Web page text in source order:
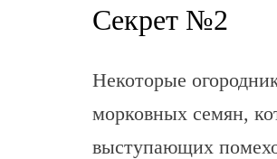
Секрет №2
Некоторые
морковных семян,
выступающих